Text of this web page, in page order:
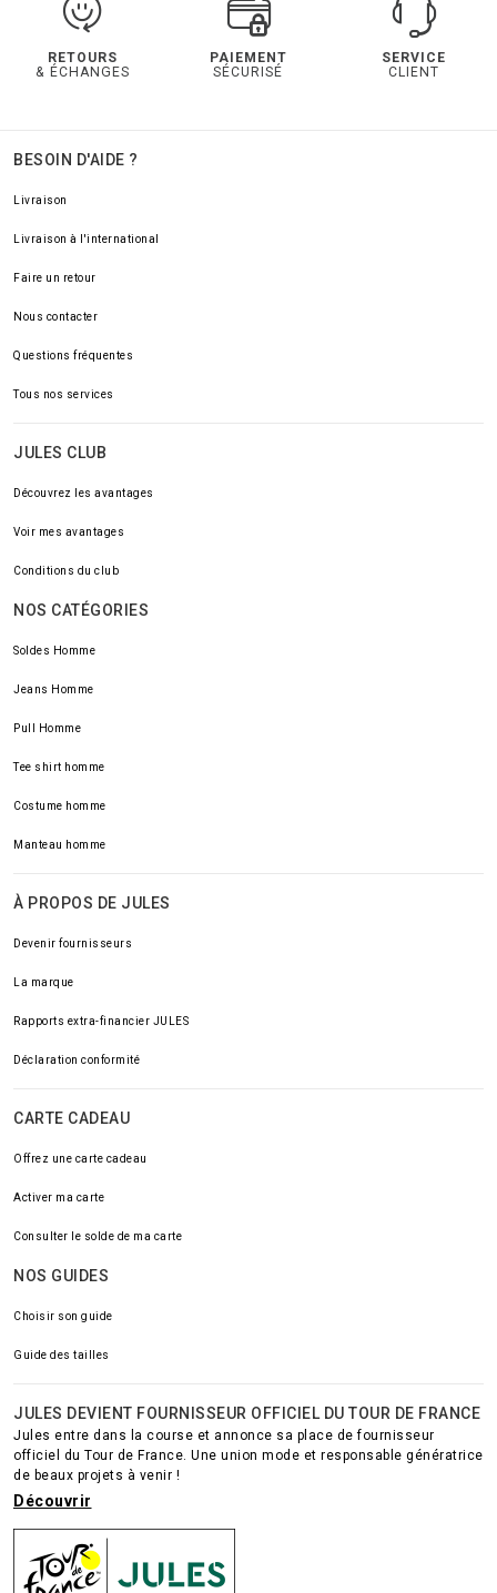
RETOURS
& ÉCHANGES
PAIEMENT
SÉCURISÉ
SERVICE
CLIENT
BESOIN D'AIDE ?
Livraison
Livraison à l'international
Faire un retour
Nous contacter
Questions fréquentes
Tous nos services
JULES CLUB
Découvrez les avantages
Voir mes avantages
Conditions du club
NOS CATÉGORIES
Soldes Homme
Jeans Homme
Pull Homme
Tee shirt homme
Costume homme
Manteau homme
À PROPOS DE JULES
Devenir fournisseurs
La marque
Rapports extra-financier JULES
Déclaration conformité
CARTE CADEAU
Offrez une carte cadeau
Activer ma carte
Consulter le solde de ma carte
NOS GUIDES
Choisir son guide
Guide des tailles
JULES DEVIENT FOURNISSEUR OFFICIEL DU TOUR DE FRANCE
Jules entre dans la course et annonce sa place de fournisseur
officiel du Tour de France. Une union mode et responsable génératrice
de beaux projets à venir !
Découvrir